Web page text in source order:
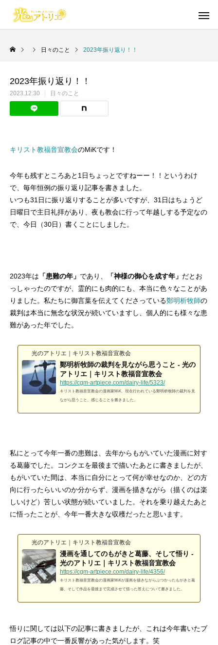
AdobeソフトなしでCMYKカラーのPDFを
つくる方法
2026.06.21
結！！
2026.06.10
2026.05.03
御言葉イラスト
聖書学習まんが#最終回「またね！天使ち
ゃん」
2026.06.06
15〜18話
2026.06.03
2025.12.24
Warning
短編漫画・読切
イビ乾らくがき
2026.02.17 2024.05.29
2023.12.28
Warning
日々のこと 2023年振り返り！！
2023年振り返り！！
2023.12.30 日々のこと
キリスト教福音宣教会のMiKです！
今年も残すところあと1日ちょっとですねーー！！というわけ
で、毎年恒例の振り返り記事を書きました。
いつも31日に振り返りすることが多いですが、31日はちょうど
日曜日で主日礼拝があり、夜も教会に行って年越しする予定なの
で、今日（30日）書くことにしました。
2023年は 「患難の年」 であり、 「神様の御心を成す年」 だとお
っしゃったのですが、霊的にも肉的にも、本当に色々なことがあ
りました。私たちに御言葉を伝えてくださっている鄭明析牧師の
裁判は本当に無念な状況が続いていますし、個人的にも様々な患
難があった年でした。
光のアトリエ｜キリスト教福音宣教会
鄭明析牧師の裁判を見ながら思うこと - 光の
アトリエ｜キリスト教福音宣教会
https://cgm-artpiece.com/dairy-life/5323/
キリスト教福音宣教会の漫画家MiK、現在行われている鄭明析牧師の裁判を見
ながら思うこと、感じることを書きました。
私にとって今年一番の患難は、去年からもがいていた漫画に対す
る葛藤でした。コンクエを最後まで描いたあとに書きましたが、
もがいていた間は、本当に自分にとって何が幸せなのか、どの方
向に行ったらいいのか分からず、漫画を描きながら（描くのは楽
しいけど）苦しい状態が続いていました。それを乗り越えたあと
に悟ったことが、今年一番大きな収穫だったと思います。
光のアトリエ｜キリスト教福音宣教会
漫画を通してのもがきと葛藤、そして悟り -
光のアトリエ｜キリスト教福音宣教会
https://cgm-artpiece.com/dairy-life/4356/
キリスト教福音宣教会の漫画家MiKが漫画を描きながらぶつかったもがきと葛
藤、そして作品を最後まで完成させて悟った答えについて書きました。
悟りに関しては以下の記事に書きましたが、これは今年書いたブ
ログ記事の中で一番反響があった気がします。笑